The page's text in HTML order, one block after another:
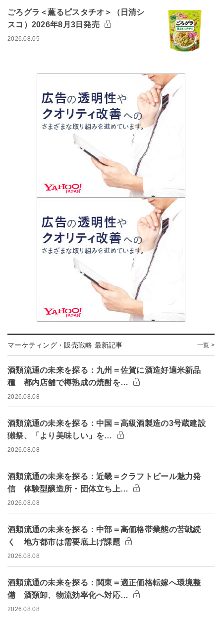
ごろグラ＜薫るピスタチオ＞（日清シ
スコ）2026年8月3日発売
2026.08.05
マーケティング・販売戦略 最新記事 一覧 >
酒類流通の未来を探る：九州＝佐賀に酒造好適米新品
種 都内店舗で樽熟成の焼酎を…
2026.08.08
酒類流通の未来を探る：中国＝高級酒製造の3号蔵建設
獺祭、「より美味しい」を…
2026.08.08
酒類流通の未来を探る：近畿＝クラフトビール魅力発
信 体験型醸造所・団体立ち上…
2026.08.08
酒類流通の未来を探る：中部＝高価格帯業態の苦戦続
く 地方都市は需要底上げ課題
2026.08.08
酒類流通の未来を探る：関東＝適正価格転嫁へ環境整
備 酒類卸、物流効率化へ対応…
2026.08.08